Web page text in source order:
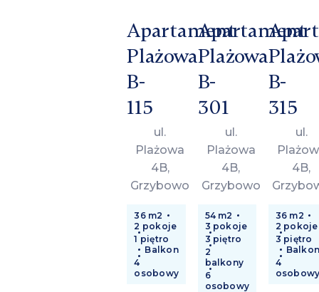
Apartament
Plażowa
B-
115
ul.
Plażowa
4B,
Grzybowo
36 m2
2 pokoje
1 piętro
Balkon
4
osobowy
Apartament
Plażowa
B-
301
ul.
Plażowa
4B,
Grzybowo
54 m2
3 pokoje
3 piętro
2
balkony
6
osobowy
B-
315
ul.
4B,
36 m2
2 pokoje
3 piętro
4